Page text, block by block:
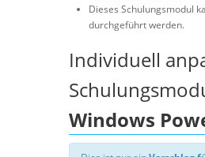
Dieses Schulungsmodul
durchgeführt werden.
Individuell
Windows